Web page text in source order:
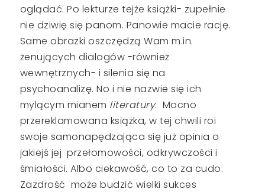
oglądać. Po lekturze tejże książki- zupełnie
nie dziwię się panom. Panowie macie rację.
Same obrazki oszczędzą Wam m.in.
żenujących dialogów -również
wewnętrznych- i silenia się na
psychoanalizę. No i nie nazwie się ich
mylącym mianem literatury. Mocno
przereklamowana książka, w tej chwili roi
swoje samonapędzająca się już opinia o
jakiejś jej przełomowości, odkrywczości i
śmiałości. Albo ciekawość, co to za cudo.
Zazdrość może budzić wielki sukces